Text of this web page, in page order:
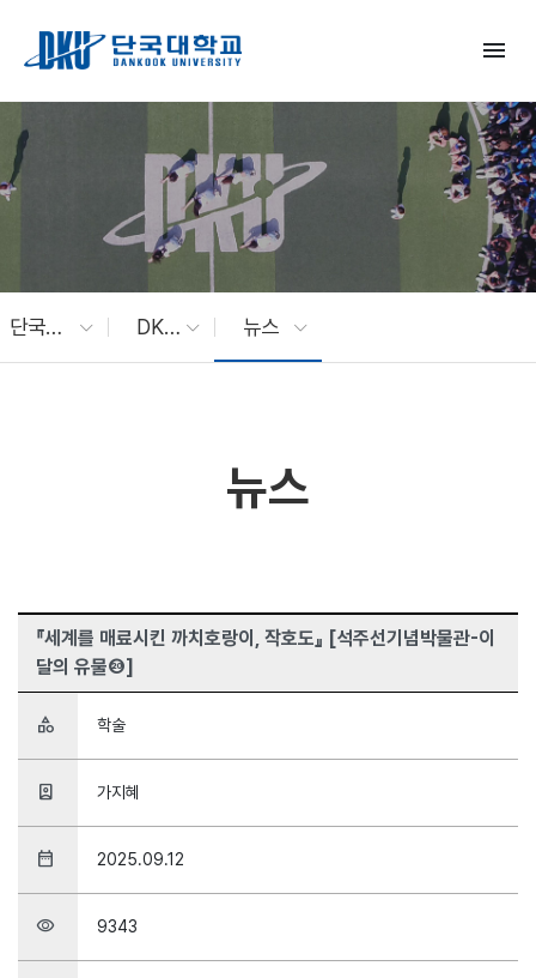
menu
단국대 소식 DKU News 뉴스
뉴스
『세계를 매료시킨 까치호랑이, 작호도』 [석주선기념박물관-이
달의 유물⑳]
category 학술
person_book 가지혜
date_range 2025.09.12
visibility 9343